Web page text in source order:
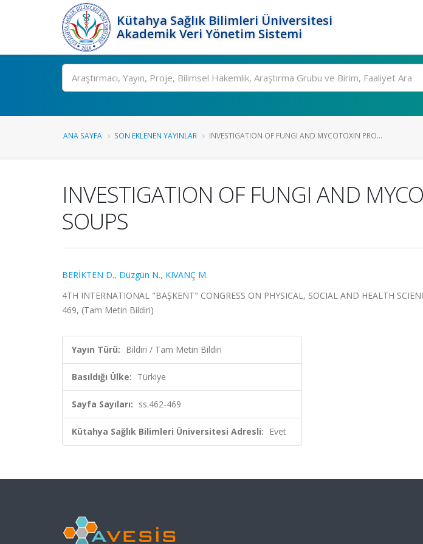
Kütahya Sağlık Bilimleri Üniversitesi
Akademik Veri Yönetim Sistemi
Ara
ANA SAYFA SON EKLENEN YAYINLAR INVESTIGATION OF FUNGI AND MYCOTOXIN PRO...
INVESTIGATION OF FUNGI AND
SOUPS
BERİKTEN D., Düzgün N., KIVANÇ M.
4TH INTERNATIONAL "BAŞKENT" CONGRESS ON PHYSICAL, SOCIAL AND HEALTH
469, (Tam Metin Bildiri)
Yayın Türü: Bildiri / Tam Metin Bildiri
Basıldığı Ülke: Türkiye
Sayfa Sayıları: ss.462-469
Kütahya Sağlık Bilimleri Üniversitesi Adresli: Evet